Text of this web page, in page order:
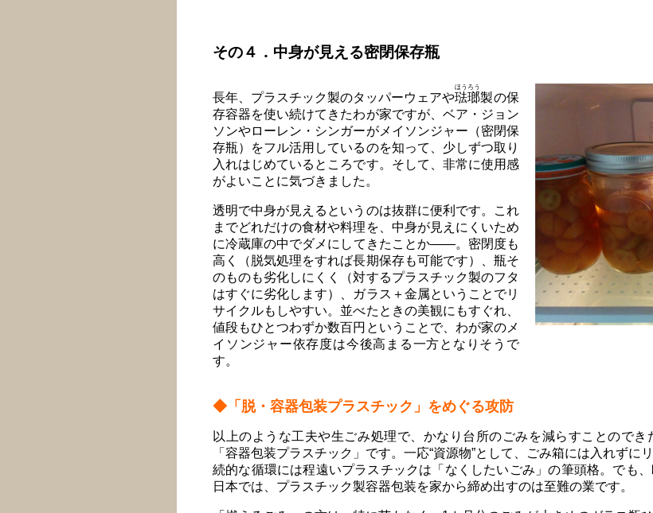
その４．中身が見える密閉保存瓶
長年、プラスチック製のタッパーウェアや琺瑯
ほうろう
製の保
存容器を使い続けてきたわが家ですが、ベア・ジョン
ソンやローレン・シンガーがメイソンジャー（密閉保
存瓶）をフル活用しているのを知って、少しずつ取り
入れはじめているところです。そして、非常に使用感
がよいことに気づきました。
透明で中身が見えるというのは抜群に便利です。これ
までどれだけの食材や料理を、中身が見えにくいため
に冷蔵庫の中でダメにしてきたことか――。密閉度も
高く（脱気処理をすれば長期保存も可能です）、瓶そ
のものも劣化しにくく（対するプラスチック製のフタ
はすぐに劣化します）、ガラス＋金属ということでリ
サイクルもしやすい。並べたときの美観にもすぐれ、
値段もひとつわずか数百円ということで、わが家のメ
イソンジャー依存度は今後高まる一方となりそうで
す。
◆「脱・容器包装プラスチック」をめぐる攻防
以上のような工夫や生ごみ処理で、かなり台所のごみを減らすことので
「容器包装プラスチック」です。一応“資源物”として、ごみ箱には入れずに
続的な循環には程遠いプラスチックは「なくしたいごみ」の筆頭格。でも
日本では、プラスチック製容器包装を家から締め出すのは至難の業です。